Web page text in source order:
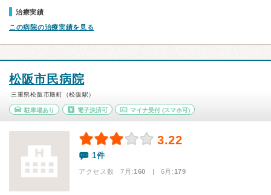
治療実績
この病院の治療実績を見る
松阪市民病院
三重県松阪市殿町（松阪駅）
駐車場あり 電子決済可 マイナ受付 (スマホ可)
3.22
1件
アクセス数 7月:160 | 6月:179